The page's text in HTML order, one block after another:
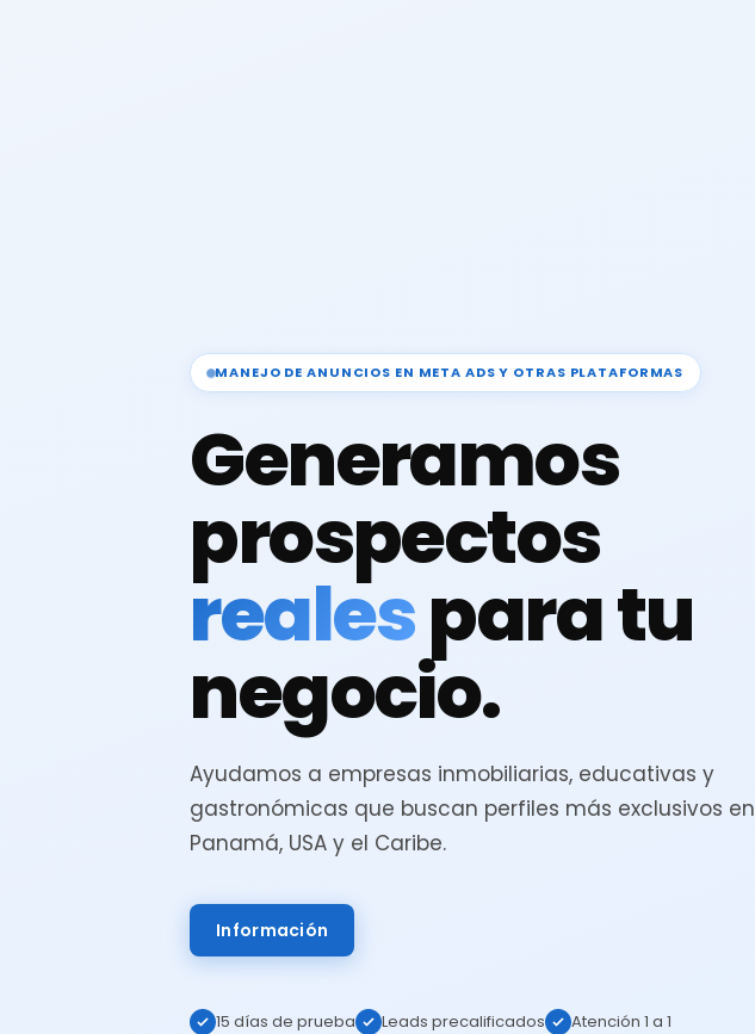
MANEJO DE ANUNCIOS EN META ADS Y OTRAS PLATAFORMAS
Generamos
prospectos
realespara tu
negocio.
Ayudamos a empresas inmobiliarias, educativas y
gastronómicas que buscan perfiles más exclusivos en
Panamá, USA y el Caribe.
Información
15 días de prueba Leads precalificados Atención 1 a 1